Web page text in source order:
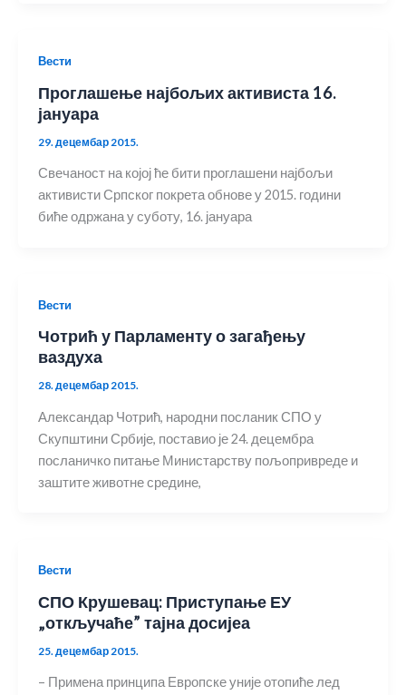
Вести
Проглашење најбољих активиста 16.
јануара
29. децембар 2015.
Свечаност на којој ће бити проглашени најбољи
активисти Српског покрета обнове у 2015. години
биће одржана у суботу, 16. јануара
Вести
Чотрић у Парламенту о загађењу
ваздуха
28. децембар 2015.
Александар Чотрић, народни посланик СПО у
Скупштини Србије, поставио је 24. децембра
посланичко питање Министарству пољопривреде и
заштите животне средине,
Вести
СПО Крушевац: Приступање ЕУ
„откључаће” тајна досијеа
25. децембар 2015.
– Примена принципа Европске уније отопиће лед